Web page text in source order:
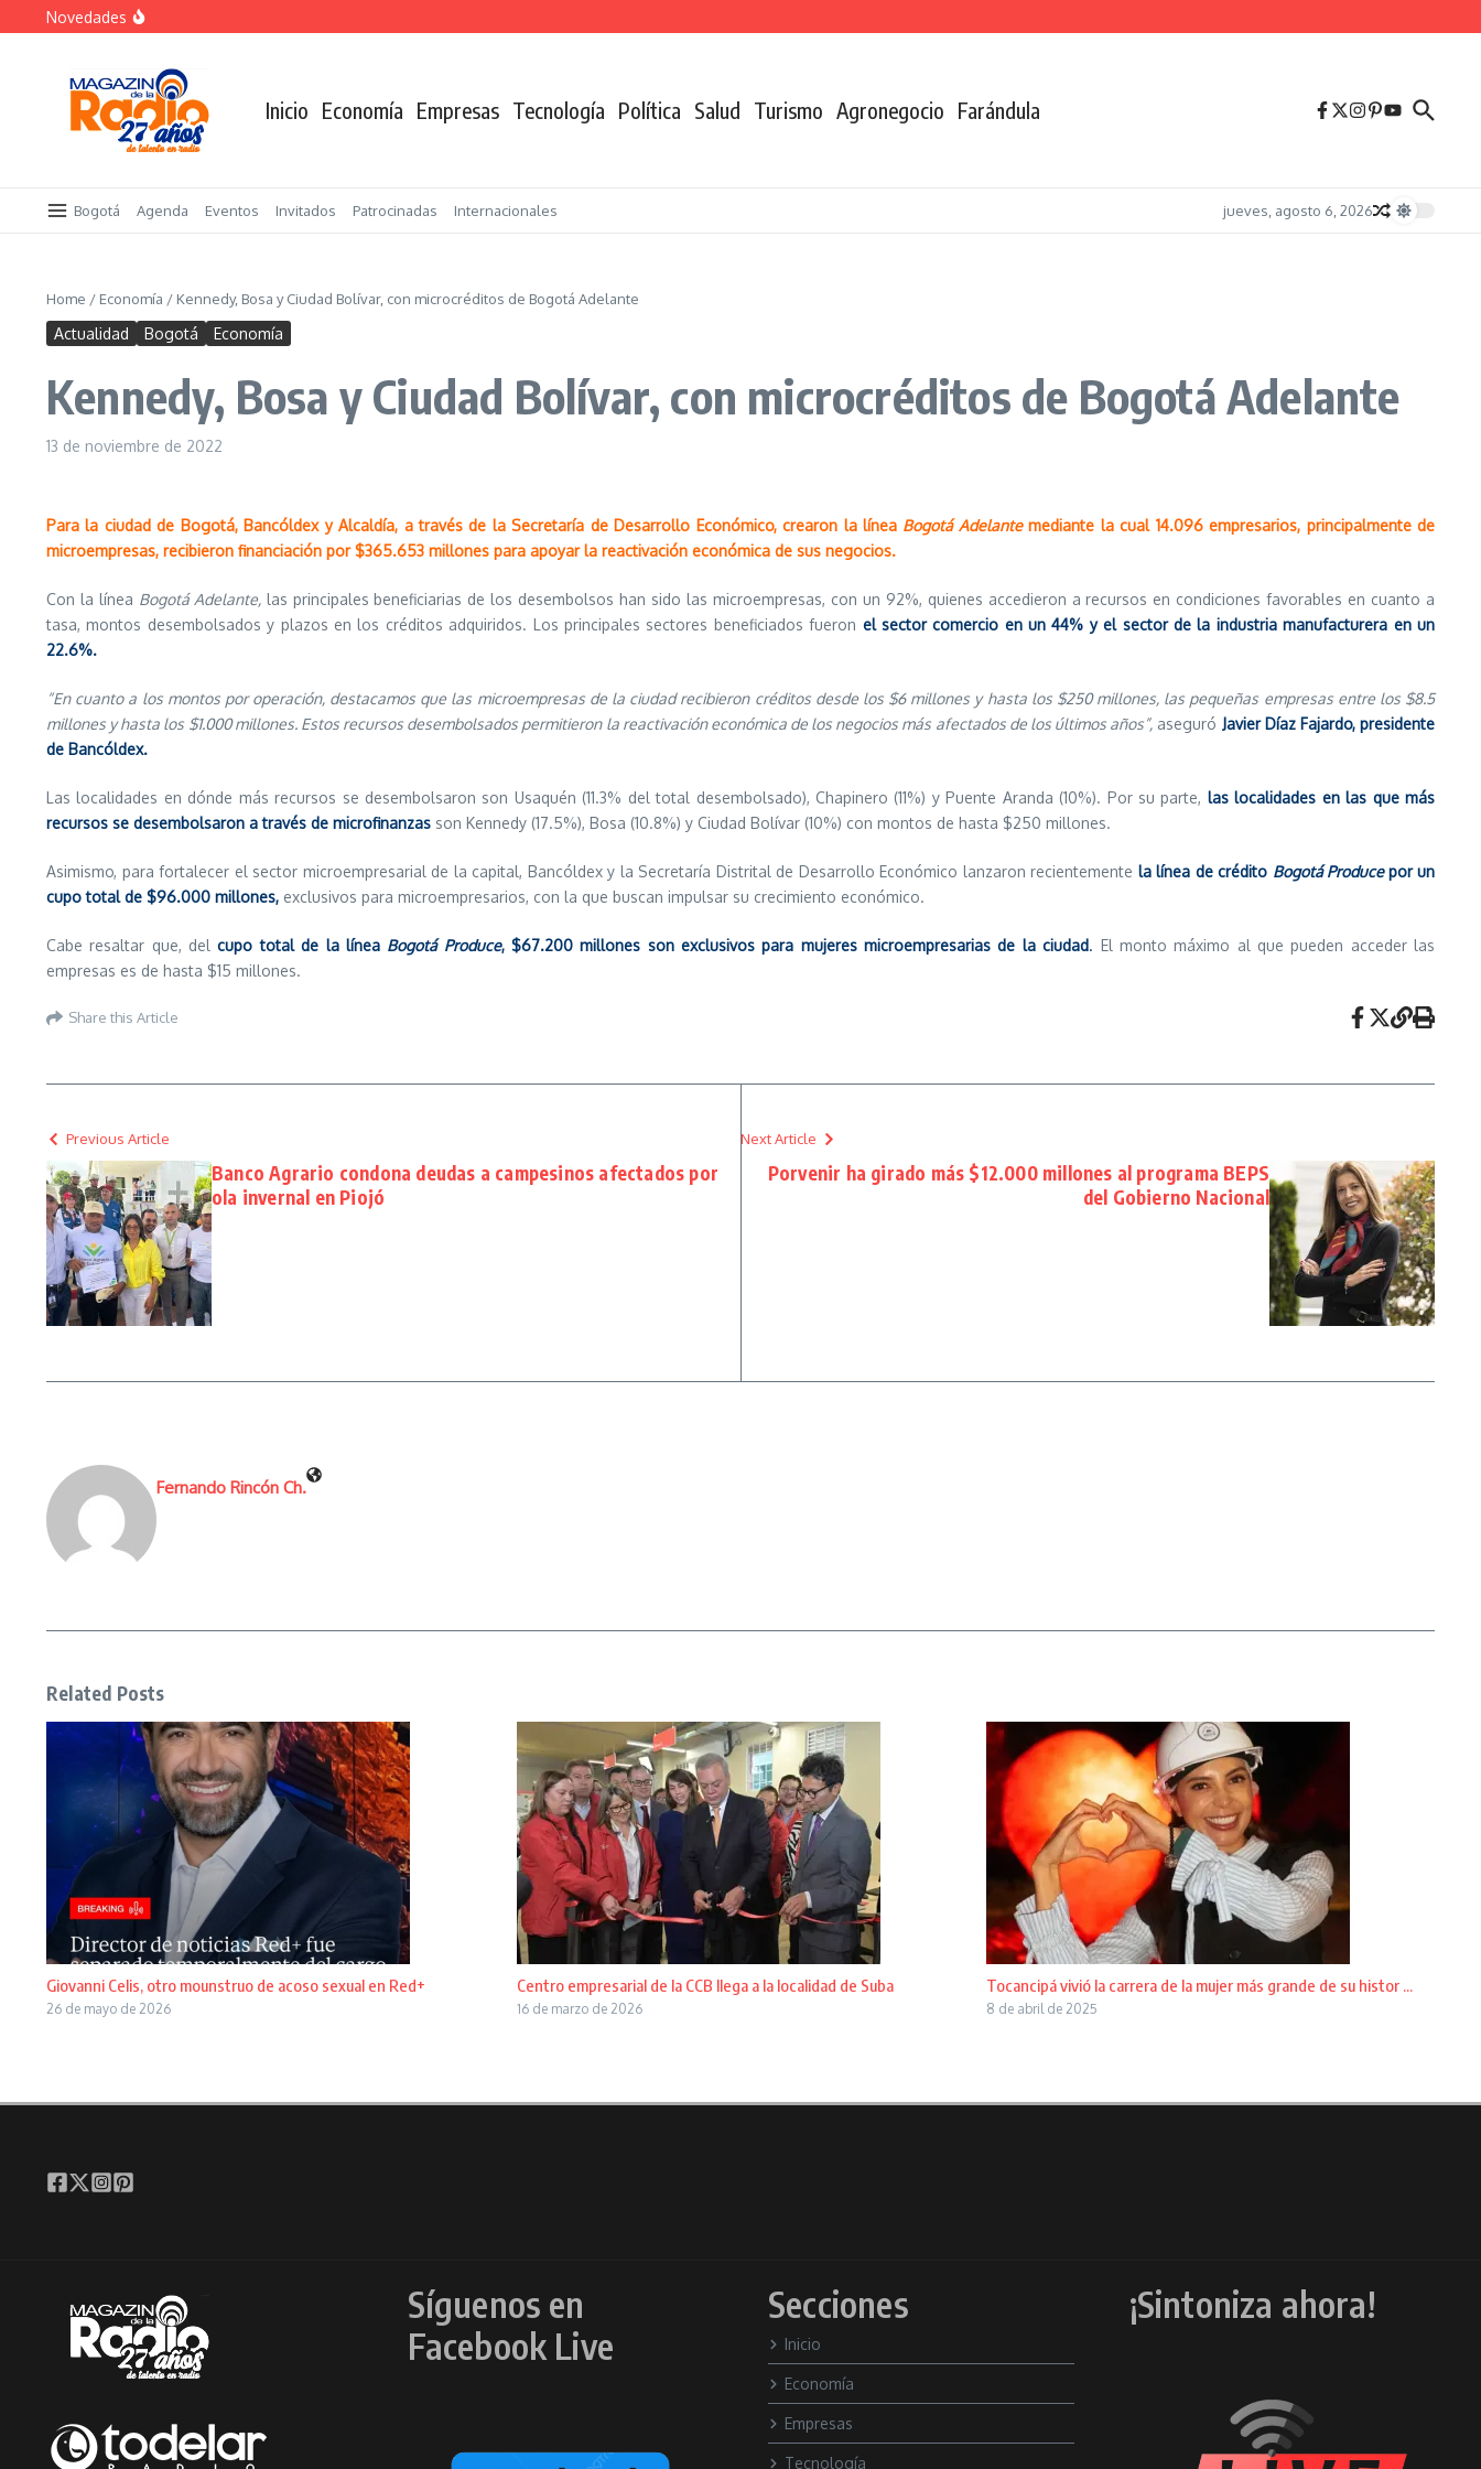
Saltar al contenido
Novedades
Despegar lanza su Outlet de Viajes en Colombia
Inicio Economía Empresas Tecnología Política Salud Turismo Agronegocio Farándula
Bogotá Agenda Eventos Invitados Patrocinadas Internacionales jueves, agosto 6, 2026
Home / Economía / Kennedy, Bosa y Ciudad Bolívar, con microcréditos de Bogotá Adelante
Actualidad Bogotá Economía
Kennedy, Bosa y Ciudad Bolívar, con microcréditos de Bogotá Adelante
13 de noviembre de 2022
Para la ciudad de Bogotá, Bancóldex y Alcaldía, a través de la Secretaría de Desarrollo Económico, crearon la línea Bogotá Adelantemediante la cual 14.096 empresarios, principalmente de
microempresas, recibieron financiación por $365.653 millones para apoyar la reactivación económica de sus negocios.
Con la línea Bogotá Adelante,las principales beneficiarias de los desembolsos han sido las microempresas, con un 92%, quienes accedieron a recursos en condiciones favorables en cuanto a
tasa, montos desembolsados y plazos en los créditos adquiridos. Los principales sectores beneficiados fueron el sector comercio en un 44% y el sector de la industria manufacturera en un
22.6%.
“En cuanto a los montos por operación, destacamos que las microempresas de la ciudad recibieron créditos desde los $6 millones y hasta los $250 millones, las pequeñas empresas entre los $8.5
millones y hasta los $1.000 millones.Estos recursos desembolsados permitieron la reactivación económica de los negocios más afectados de los últimos años”, aseguró Javier Díaz Fajardo, presidente
de Bancóldex.
Las localidades en dónde más recursos se desembolsaron son Usaquén (11.3% del total desembolsado), Chapinero (11%) y Puente Aranda (10%). Por su parte, las localidades en las que más
recursos se desembolsaron a través de microfinanzas son Kennedy (17.5%), Bosa (10.8%) y Ciudad Bolívar (10%) con montos de hasta $250 millones.
Asimismo, para fortalecer el sector microempresarial de la capital, Bancóldex y la Secretaría Distrital de Desarrollo Económico lanzaron recientemente lalínea de crédito Bogotá Producepor un
cupo total de $96.000 millones, exclusivos para microempresarios, con la que buscan impulsar su crecimiento económico.
Cabe resaltar que, delcupo total de la línea Bogotá Produce, $67.200 millones son exclusivos para mujeres microempresarias de la ciudad. El monto máximo al que pueden acceder las
empresas es de hasta $15 millones.
Share this Article
Previous Article
Banco Agrario condona deudas a campesinos afectados por
ola invernal en Piojó
Next Article
Porvenir ha girado más $12.000 millones al programa BEPS
del Gobierno Nacional
Fernando Rincón Ch.
Related Posts
Giovanni Celis, otro mounstruo de acoso sexual en Red+
26 de mayo de 2026
Centro empresarial de la CCB llega a la localidad de Suba
16 de marzo de 2026
Tocancipá vivió la carrera de la mujer más grande de su histor ...
8 de abril de 2025
Síguenos en
Facebook Live
Secciones
Inicio
Economía
Empresas
Tecnología
¡Sintoniza ahora!